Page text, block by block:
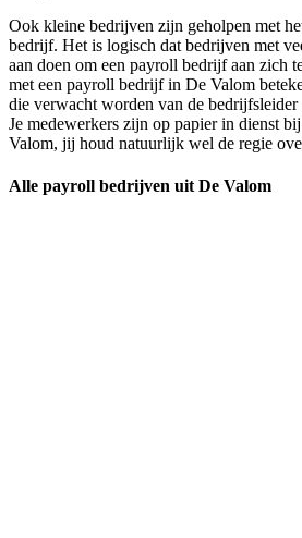
Ook kleine bedrijven zijn geholpen met
bedrijf. Het is logisch dat bedrijven met
aan doen om een payroll bedrijf aan zich
met een payroll bedrijf in De Valom
die verwacht worden van de
Je medewerkers zijn op papier in dienst
Valom, jij houd natuurlijk wel de regie
Alle payroll bedrijven uit De Valom